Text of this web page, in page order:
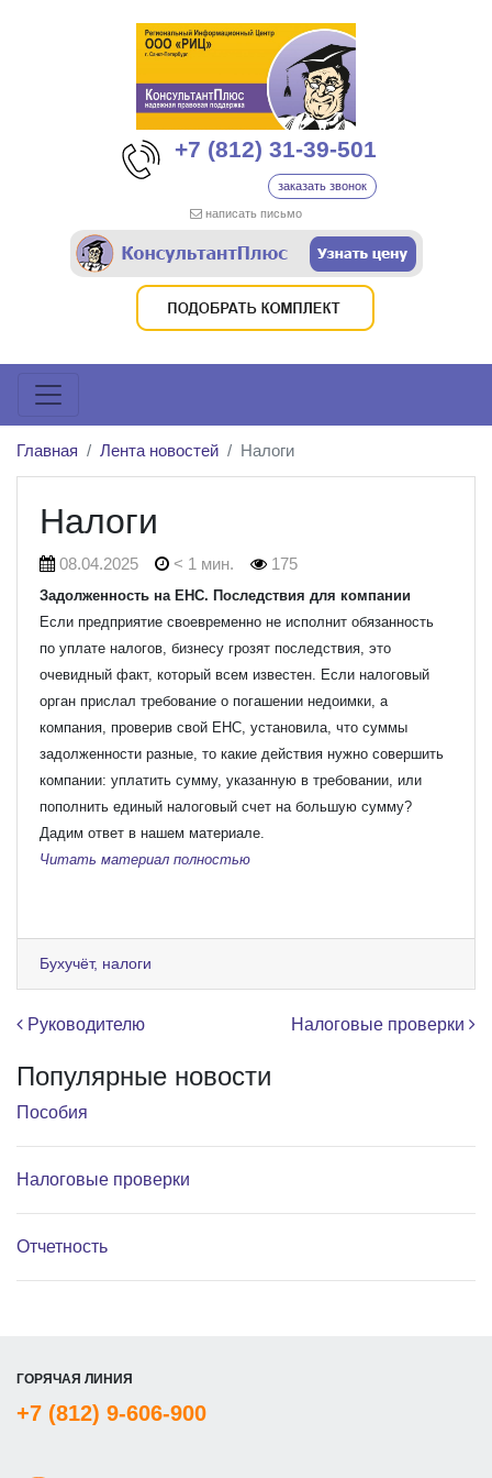
+7 (812) 31-39-501
заказать звонок
написать письмо
Главная Лента новостей Налоги
Налоги
08.04.2025 < 1 мин. 175
Задолженность на ЕНС. Последствия для компании
Если предприятие своевременно не исполнит обязанность
по уплате налогов, бизнесу грозят последствия, это
очевидный факт, который всем известен. Если налоговый
орган прислал требование о погашении недоимки, а
компания, проверив свой ЕНС, установила, что суммы
задолженности разные, то какие действия нужно совершить
компании: уплатить сумму, указанную в требовании, или
пополнить единый налоговый счет на большую сумму?
Дадим ответ в нашем материале.
Читать материал полностью
Бухучёт, налоги
Навигация по записям
Руководителю Налоговые проверки
Популярные новости
Пособия
Налоговые проверки
Отчетность
ГОРЯЧАЯ ЛИНИЯ
+7 (812) 9-606-900